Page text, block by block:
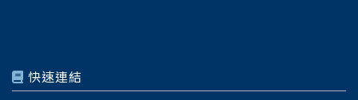
快速連結